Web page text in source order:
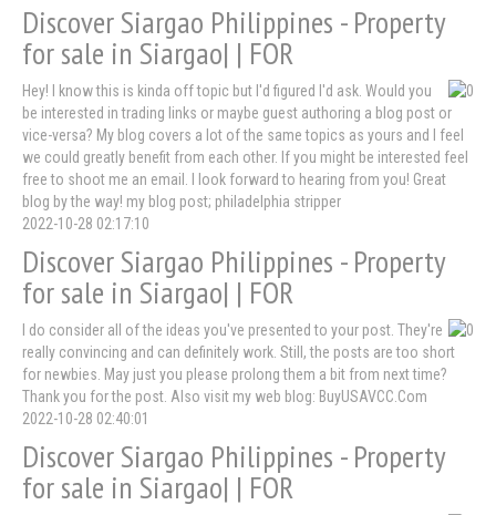
Discover Siargao Philippines - Property
for sale in Siargao| | FOR
Hey! I know this is kinda off topic but I'd figured I'd ask. Would you
be interested in trading links or maybe guest authoring a blog post or
vice-versa? My blog covers a lot of the same topics as yours and I feel
we could greatly benefit from each other. If you might be interested feel
free to shoot me an email. I look forward to hearing from you! Great
blog by the way! my blog post; philadelphia stripper
2022-10-28 02:17:10
Discover Siargao Philippines - Property
for sale in Siargao| | FOR
I do consider all of the ideas you've presented to your post. They're
really convincing and can definitely work. Still, the posts are too short
for newbies. May just you please prolong them a bit from next time?
Thank you for the post. Also visit my web blog: BuyUSAVCC.Com
2022-10-28 02:40:01
Discover Siargao Philippines - Property
for sale in Siargao| | FOR